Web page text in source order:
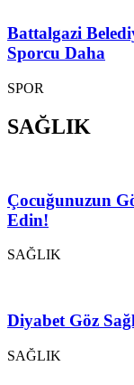
Battalgazi
Sporcu Daha
SPOR
SAĞLIK
Çocuğunuzun
Edin!
SAĞLIK
Diyabet Göz
SAĞLIK